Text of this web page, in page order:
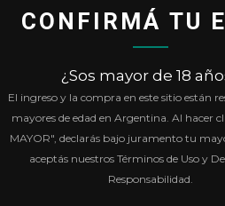
o reduciendo
CONFIRMÁ TU
¿Sos mayor de 18
El ingreso y la compra en este sitio están
mayores de edad en Argentina. Al hacer
MAYOR", declarás bajo juramento tu
aceptás nuestros Términos de Uso y
Responsabilidad.